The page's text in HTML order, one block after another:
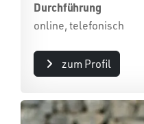
Durchführung
online, telefonisch
zum Profil